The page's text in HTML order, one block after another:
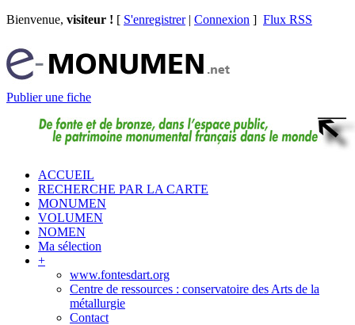
Bienvenue, visiteur ! [ S'enregistrer| Connexion ] Flux RSS
Publier une fiche
ACCUEIL
RECHERCHE PAR LA CARTE
MONUMEN
VOLUMEN
NOMEN
Ma sélection
+
www.fontesdart.org
Centre de ressources : conservatoire des Arts de la
métallurgie
Contact